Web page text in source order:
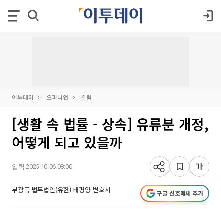
이투데이 오피니언 칼럼
[생활 속 법률 - 상속] 유류분 개정,
어떻게 되고 있을까
입력 2025-10-06 08:00
부광득 법무법인(유한) 태평양 변호사 구글 선호매체 추가